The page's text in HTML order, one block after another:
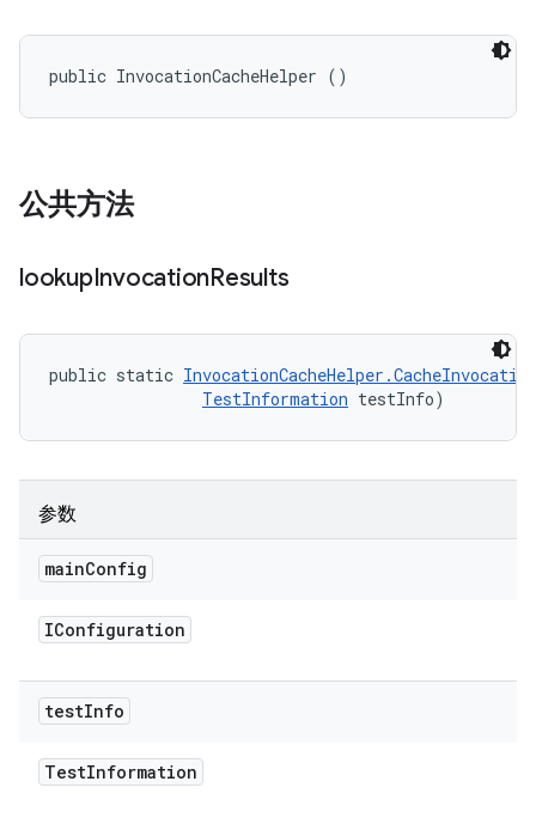
public InvocationCacheHelper ()
公共方法
lookupInvocationResults
public static
TestInformation testInfo)
参数
mainConfig
IConfiguration
testInfo
TestInformation